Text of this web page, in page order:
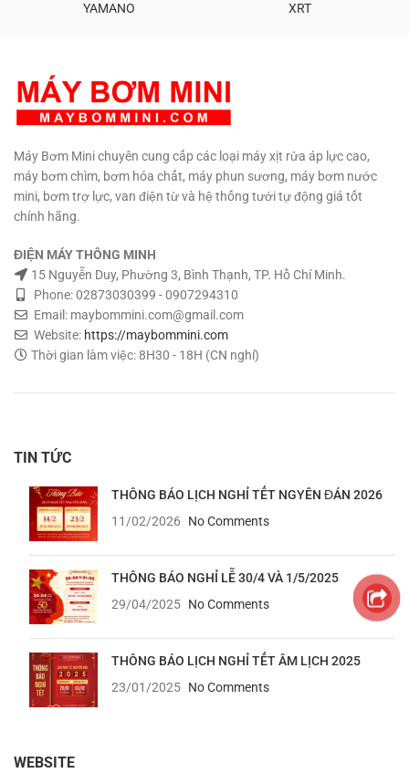
YAMANO XRT
Máy Bơm Mini chuyên cung cấp các loại máy xịt rửa áp lực cao,
máy bơm chìm, bơm hóa chất, máy phun sương, máy bơm nước
mini, bơm trợ lực, van điện từ và hệ thống tưới tự động giá tốt
chính hãng.
ĐIỆN MÁY THÔNG MINH
15 Nguyễn Duy, Phường 3, Bình Thạnh, TP. Hồ Chí Minh.
Phone: 02873030399 - 0907294310
Email: maybommini.com@gmail.com
Website: https://maybommini.com
Thời gian làm việc: 8H30 - 18H (CN nghỉ)
TIN TỨC
THÔNG BÁO LỊCH NGHỈ TẾT NGYÊN ĐÁN 2026
11/02/2026
No Comments
THÔNG BÁO NGHỈ LỄ 30/4 VÀ 1/5/2025
29/04/2025 No Comments
THÔNG BÁO LỊCH NGHỈ TẾT ÂM LỊCH 2025
23/01/2025 No Comments
WEBSITE